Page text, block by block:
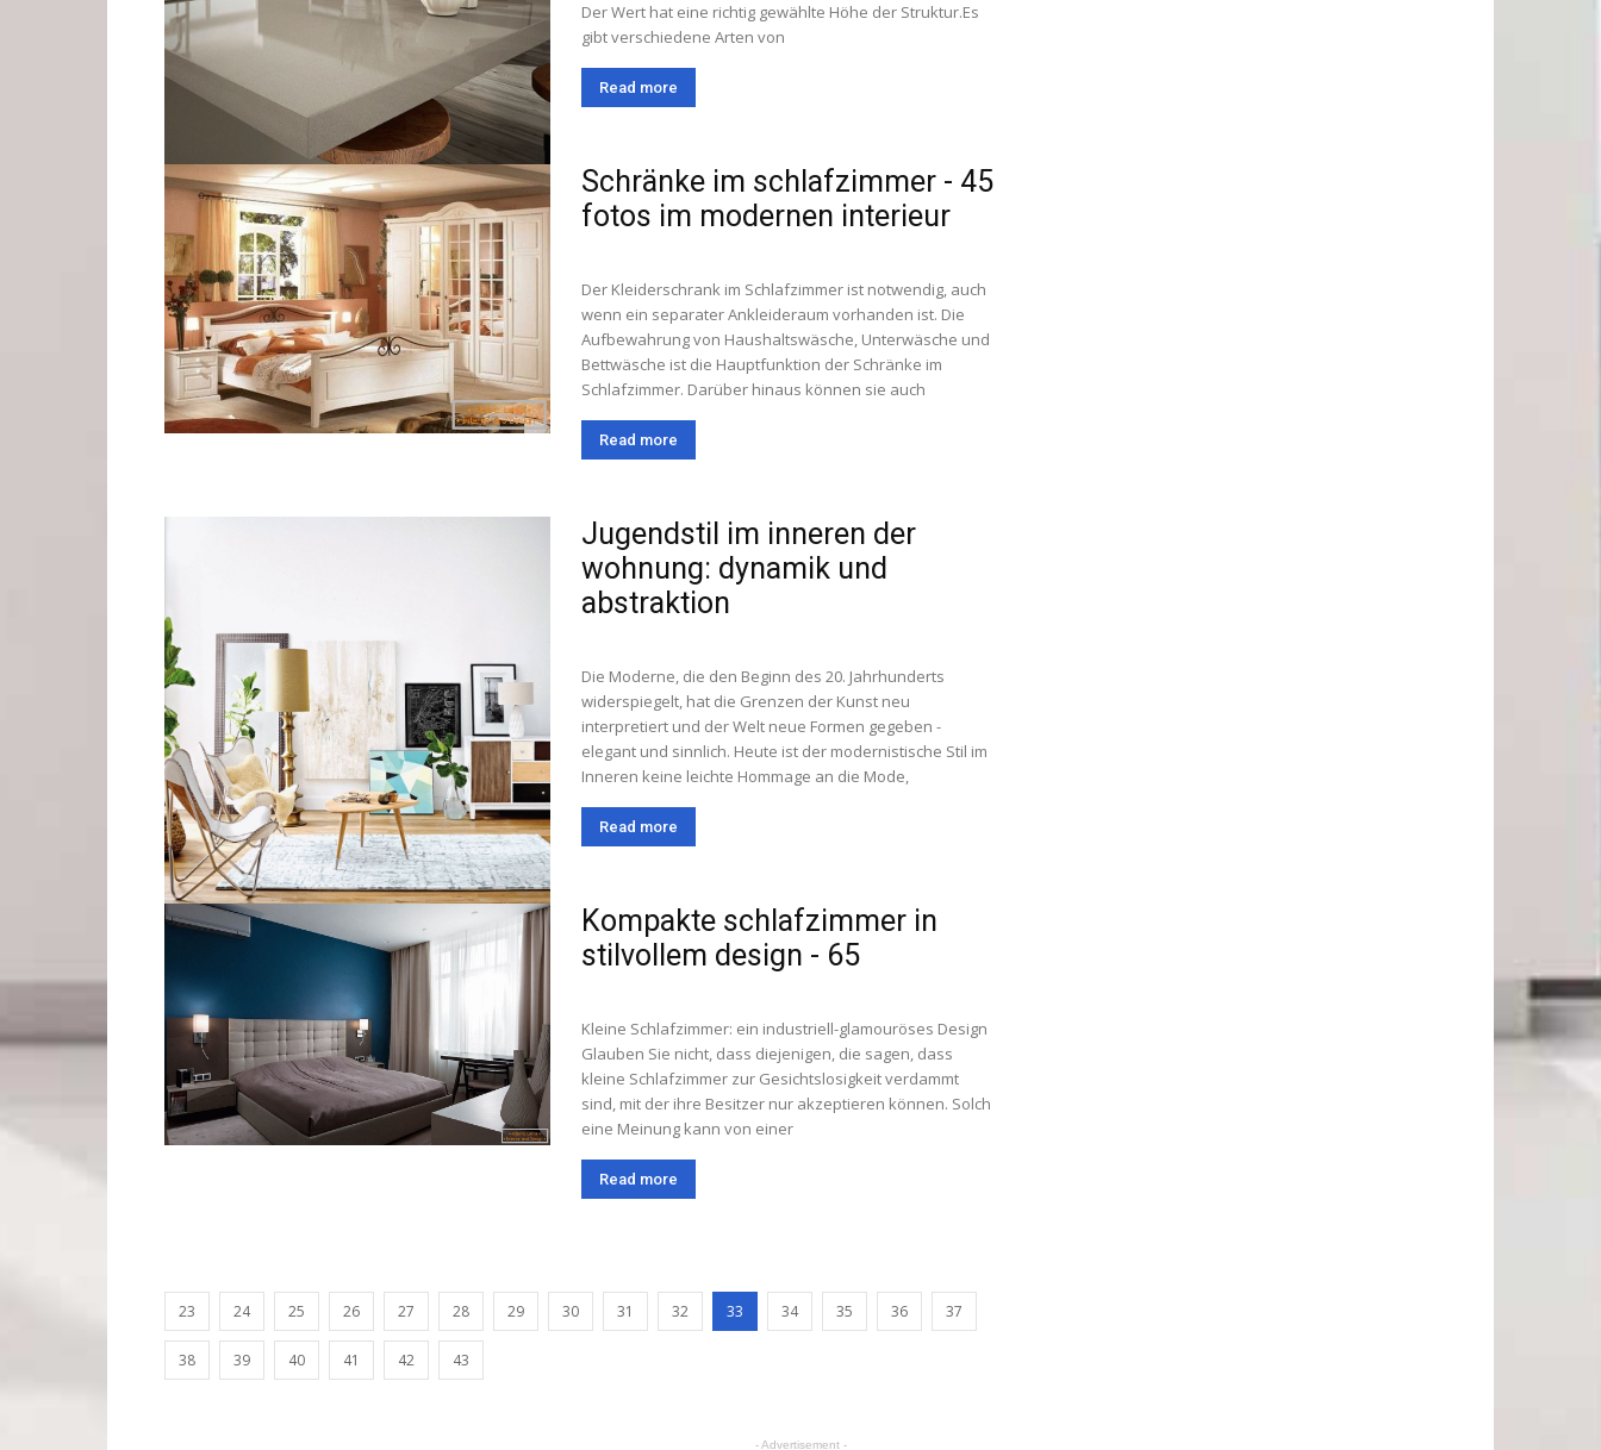
Der Wert hat eine richtig gewählte Höhe der Struktur.Es
gibt verschiedene Arten von
Read more
Schränke im schlafzimmer - 45
fotos im modernen interieur
Der Kleiderschrank im Schlafzimmer ist notwendig, auch
wenn ein separater Ankleideraum vorhanden ist. Die
Aufbewahrung von Haushaltswäsche, Unterwäsche und
Bettwäsche ist die Hauptfunktion der Schränke im
Schlafzimmer. Darüber hinaus können sie auch
Read more
Jugendstil im inneren der
wohnung: dynamik und
abstraktion
Die Moderne, die den Beginn des 20. Jahrhunderts
widerspiegelt, hat die Grenzen der Kunst neu
interpretiert und der Welt neue Formen gegeben -
elegant und sinnlich. Heute ist der modernistische Stil im
Inneren keine leichte Hommage an die Mode,
Read more
Kompakte schlafzimmer in
stilvollem design - 65
Kleine Schlafzimmer: ein industriell-glamouröses Design
Glauben Sie nicht, dass diejenigen, die sagen, dass
kleine Schlafzimmer zur Gesichtslosigkeit verdammt
sind, mit der ihre Besitzer nur akzeptieren können. Solch
eine Meinung kann von einer
Read more
23 24 25 26 27 28 29 30 31 32 33 34 35 36 37
38 39 40 41 42 43
- Advertisement -